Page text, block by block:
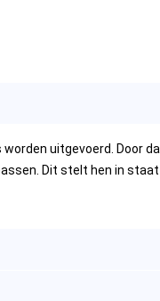
uitgevoerd. Door
Dit stelt hen in